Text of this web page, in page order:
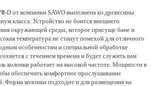
D от компании SAWO выполнена из древесины
класса. Устройство не боится внешнего
окружающей среды, которое присуще бане и
температура не станут помехой для отличного
особенностям и специальной обработке
с течением времени и будет служить вам
колонки работает на высокой частоте. Мощности в
обеспечить комфортное прослушивание
Форма колонки подходит и для размещения на